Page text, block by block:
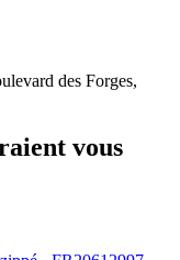
des Forges,
vous